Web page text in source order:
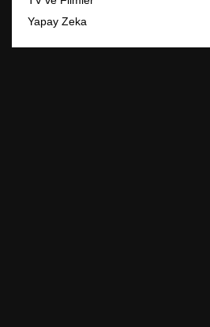
Yapay Zeka